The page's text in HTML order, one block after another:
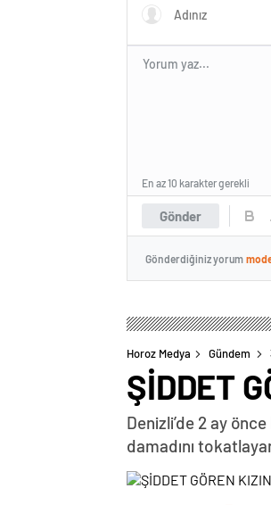
Gönder
En az 10 karakter gerekli
Gönderdiğiniz yorum
Horoz Medya Gündem
ŞİDDET
Denizli’de 2 ay
damadını